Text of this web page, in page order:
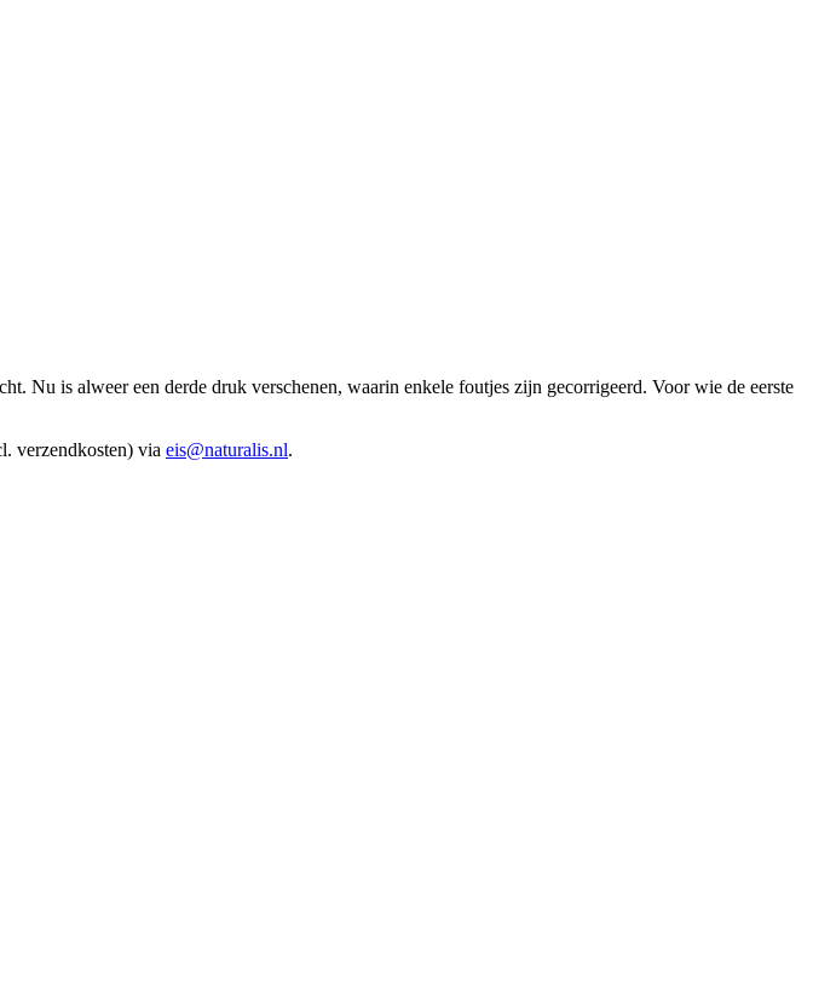
Nu is alweer een derde druk verschenen, waarin enkele foutjes zijn gecorrigeerd. Voor wie de eerste
verzendkosten) via eis@naturalis.nl.